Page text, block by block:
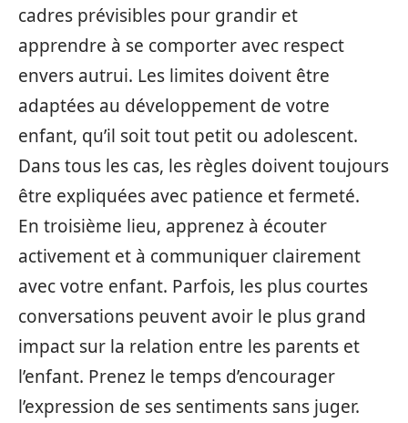
cadres prévisibles pour grandir et
apprendre à se comporter avec respect
envers autrui. Les limites doivent être
adaptées au développement de votre
enfant, qu’il soit tout petit ou adolescent.
Dans tous les cas, les règles doivent toujours
être expliquées avec patience et fermeté.
En troisième lieu, apprenez à écouter
activement et à communiquer clairement
avec votre enfant. Parfois, les plus courtes
conversations peuvent avoir le plus grand
impact sur la relation entre les parents et
l’enfant. Prenez le temps d’encourager
l’expression de ses sentiments sans juger.